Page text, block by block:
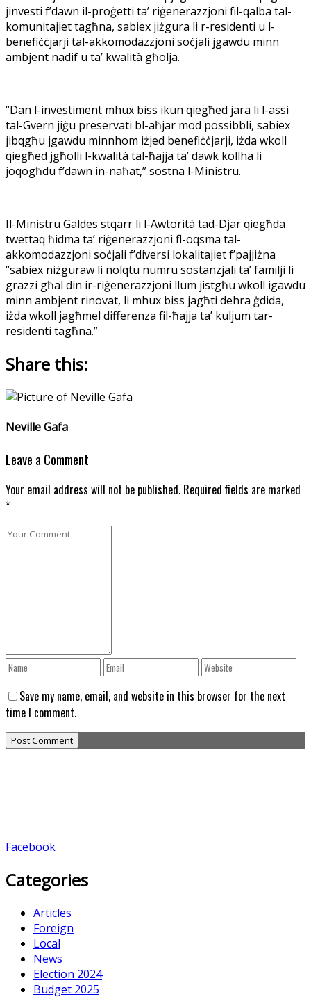
jinvesti f’dawn il-proġetti ta’ riġenerazzjoni fil-qalba tal-
komunitajiet tagħna, sabiex jiżgura li r-residenti u l-
benefiċċjarji tal-akkomodazzjoni soċjali jgawdu minn
ambjent nadif u ta’ kwalità għolja.
“Dan l-investiment mhux biss ikun qiegħed jara li l-assi
tal-Gvern jiġu preservati bl-aħjar mod possibbli, sabiex
jibqgħu jgawdu minnhom iżjed benefiċċjarji, iżda wkoll
qiegħed jgħolli l-kwalità tal-ħajja ta’ dawk kollha li
joqogħdu f’dawn in-naħat,” sostna l-Ministru.
Il-Ministru Galdes stqarr li l-Awtorità tad-Djar qiegħda
twettaq ħidma ta’ riġenerazzjoni fl-oqsma tal-
akkomodazzjoni soċjali f’diversi lokalitajiet f’pajjiżna
“sabiex niżguraw li nolqtu numru sostanzjali ta’ familji li
grazzi għal din ir-riġenerazzjoni llum jistgħu wkoll igawdu
minn ambjent rinovat, li mhux biss jagħti dehra ġdida,
iżda wkoll jagħmel differenza fil-ħajja ta’ kuljum tar-
residenti tagħna.”
Share this:
Neville Gafa
Leave a Comment
Your email address will not be published. Required fields are marked
*
Save my name, email, and website in this browser for the next
time I comment.
Facebook
Categories
Articles
Foreign
Local
News
Election 2024
Budget 2025